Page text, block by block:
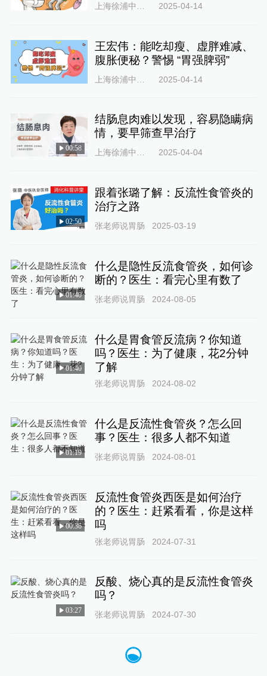
2025-04-14
王宏伟：能吃却瘦、虚胖难减、
腹胀便秘？警惕 “胃强脾弱”
2025-04-14
00:58
结肠息肉难以发现，容易隐瞒病
情，要早筛查早治疗
上海徐浦中医医院 2025-04-04
02:50
跟着张璐了解：反流性食管炎的
治疗之路
张老师说胃肠 2025-03-19
01:40
什么是隐性反流食管炎，如何诊
断的？医生：看完心里有数了
张老师说胃肠 2024-08-05
01:40
什么是胃食管反流病？你知道
吗？医生：为了健康，花2分钟
了解
张老师说胃肠 2024-08-02
01:19
什么是反流性食管炎？怎么回
事？医生：很多人都不知道
张老师说胃肠 2024-08-01
00:36
反流性食管炎西医是如何治疗
的？医生：赶紧看看，你是这样
吗
张老师说胃肠 2024-07-31
03:27
反酸、烧心真的是反流性食管炎
吗？
张老师说胃肠 2024-07-30